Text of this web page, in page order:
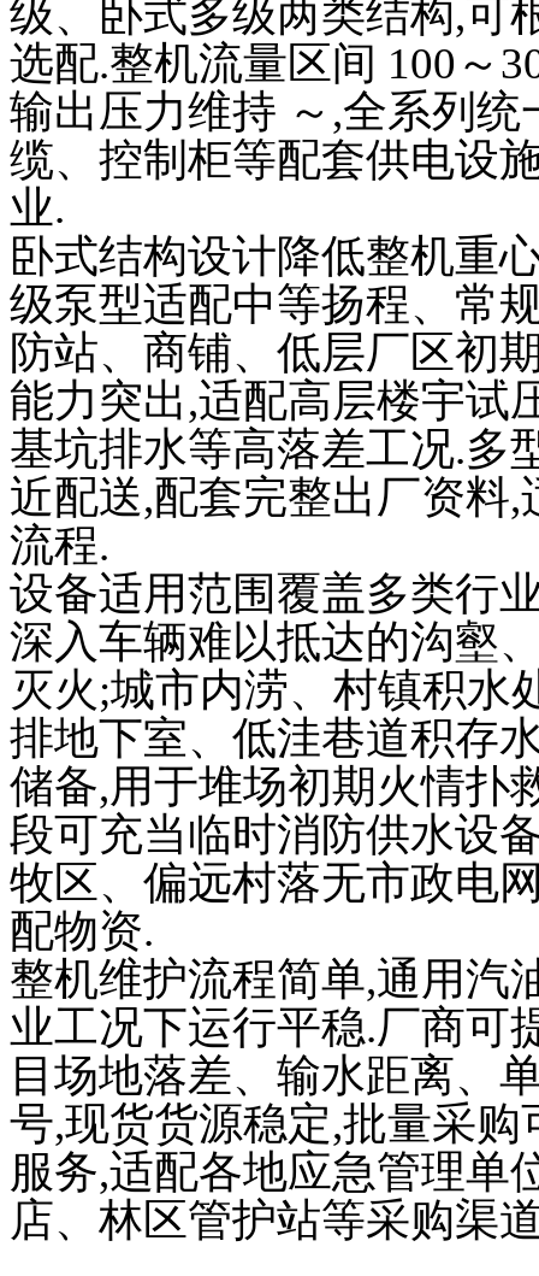
级、卧式多级两类结构,可
选配.整机流量区间 100～
输出压力维持 ～,全系列
缆、控制柜等配套供电设
业.
卧式结构设计降低整机重
级泵型适配中等扬程、常
防站、商铺、低层厂区初
能力突出,适配高层楼宇试
基坑排水等高落差工况.多
近配送,配套完整出厂资料
流程.
设备适用范围覆盖多类行
深入车辆难以抵达的沟壑
灭火;城市内涝、村镇积水
排地下室、低洼巷道积存
储备,用于堆场初期火情扑
段可充当临时消防供水设
牧区、偏远村落无市政电
配物资.
整机维护流程简单,通用汽
业工况下运行平稳.厂商可
目场地落差、输水距离、
号,现货货源稳定,批量采
服务,适配各地应急管理单
店、林区管护站等采购渠